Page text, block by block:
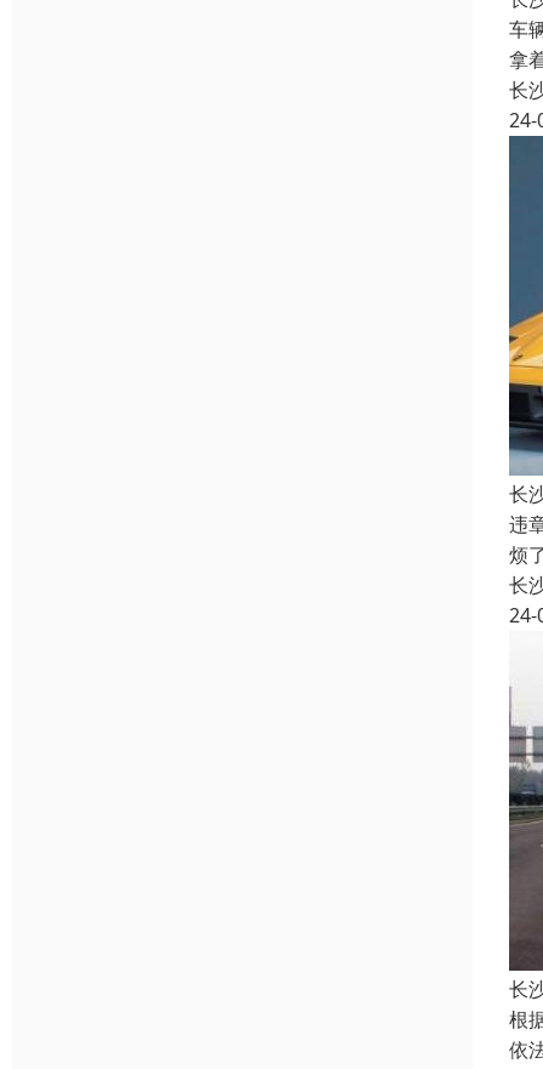
车
拿
长
24-
长
违
烦
长
24-
长
根
依